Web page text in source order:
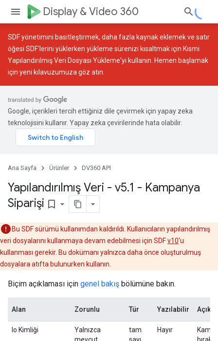
Display & Video 360
SDF yönetimini basitleştirmek, daha fazla kaynak eklemek ve satır
öğesi SDF'lerini yüklerken yükleme sürenizi kısaltmak için Kısmi
Yapılandırılmış Veri Dosyası Yükleme'yi kullanın. Hemen başlamak
için yeni kılavuzumuza göz atın.
Google, içerikleri tercih ettiğiniz dile çevirmek için yapay zeka
teknolojisini kullanır. Yapay zeka çevirilerinde hata olabilir.
Ana Sayfa Ürünler DV360 API
Yapılandırılmış Veri - v5.1 - Kampanya
Siparişi bookmark_border
Bu SDF sürümü kullanımdan kaldırıldı. Kullanıcıların yapılandırılmış
veri dosyalarını kullanmaya devam edebilmesi için SDFv10'u
kullanması gerekir. Bu dokümanı yalnızca daha önce oluşturulmuş
dosyalara atıfta bulunurken kullanın.
Biçim açıklaması için genel bakış bölümüne bakın.
Alan Zorunlu Tür Yazılabilir
Io Kimliği
Yalnızca
tam
Hayır